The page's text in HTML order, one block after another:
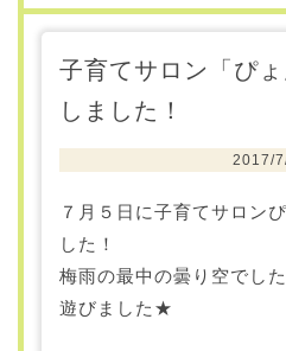
子育てサロン「ぴ
しました！
2017/
７月５日に子育てサロン
した！
梅雨の最中の曇り空でし
遊びました★